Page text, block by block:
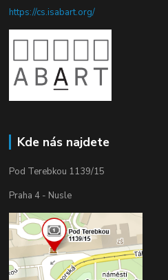
https://cs.isabart.org/
Kde nás najdete
Pod Terebkou 1139/15
Praha 4 - Nusle